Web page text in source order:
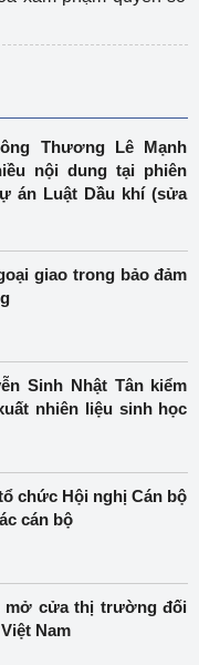
Thương Lê Mạnh
nội dung tại phiên
án Luật Dầu khí (sửa
giao trong bảo đảm
Sinh Nhật Tân kiểm
nhiên liệu sinh học
chức Hội nghị Cán bộ
cán bộ
cửa thị trường đối
Nam